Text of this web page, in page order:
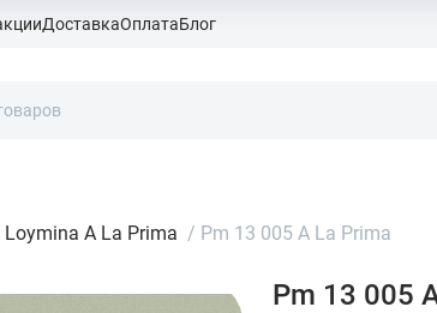
ДоставкаОплатаБлог
A La Prima / Pm 13 005 A La Prima
Pm 13 005